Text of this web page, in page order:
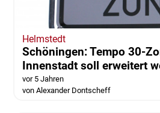
Helmstedt
Schöningen: Tempo 30-
Innenstadt soll erweitert
vor 5 Jahren
von Alexander Dontscheff